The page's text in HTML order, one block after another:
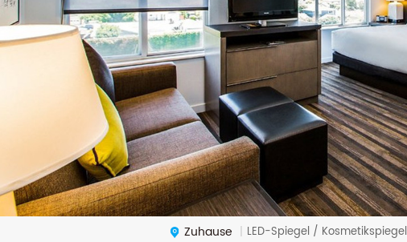
Zuhause | LED-Spiegel / Kosmetikspiegel